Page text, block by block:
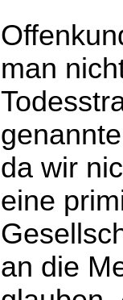
man
da wir
eine
an die